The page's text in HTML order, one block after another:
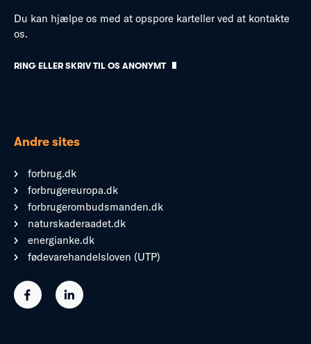
Du kan hjælpe os med at opspore karteller ved at kontakte
os.
RING ELLER SKRIV TIL OS ANONYMT
Andre sites
forbrug.dk
forbrugereuropa.dk
forbrugerombudsmanden.dk
naturskaderaadet.dk
energianke.dk
fødevarehandelsloven (UTP)